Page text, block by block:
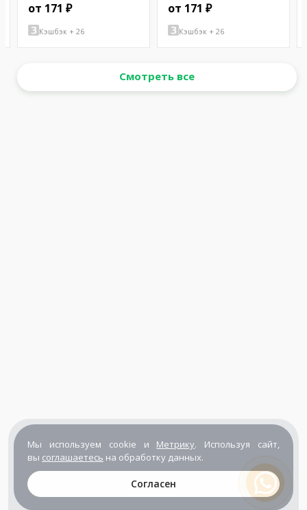
от 171 ₽
Кэшбэк + 26
от 171 ₽
Кэшбэк + 26
Смотреть все
Мы используем cookie и Метрику. Используя сайт,
вы соглашаетесь на обработку данных.
Согласен